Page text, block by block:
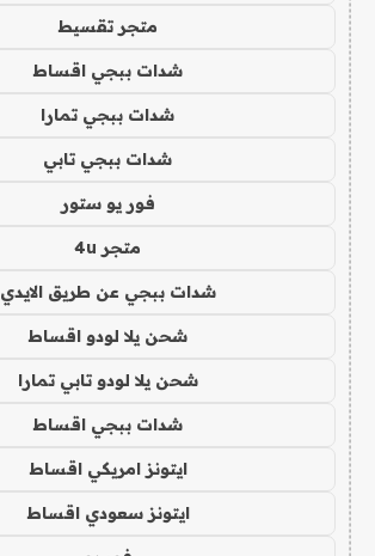
متجر تقسيط
شدات ببجي اقساط
شدات ببجي تمارا
شدات ببجي تابي
فور يو ستور
متجر 4u
شدات ببجي عن طريق الايدي
شحن يلا لودو اقساط
شحن يلا لودو تابي تمارا
شدات ببجي اقساط
ايتونز امريكي اقساط
ايتونز سعودي اقساط